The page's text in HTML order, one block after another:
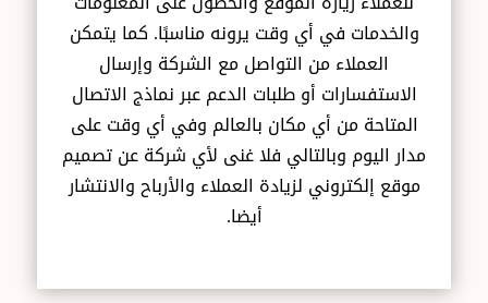
والخدمات في أي وقت يرونه مناسبًا. كما يتمكن
العملاء من التواصل مع الشركة وإرسال
الاستفسارات أو طلبات الدعم عبر نماذج الاتصال
المتاحة من أي مكان بالعالم وفي أي وقت على
مدار اليوم وبالتالي فلا غنى لأي شركة عن تصميم
موقع إلكتروني لزيادة العملاء والأرباح والانتشار
أيضا.